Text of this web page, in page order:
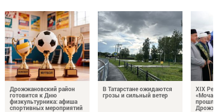
Дрожжановский район
готовится к Дню
физкультурника: афиша
спортивных мероприятий
В Татарстане ожидаются
грозы и сильный ветер
XIX